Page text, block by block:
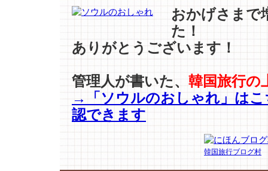
ム
2』
パ
ス
【コ
ユ】
に
おかげさまで
た！
ありがとうございます！
管理人が書いた、 韓国旅行の
→「ソウルのおしゃれ」はこ
認できます
韓国旅行ブログ村